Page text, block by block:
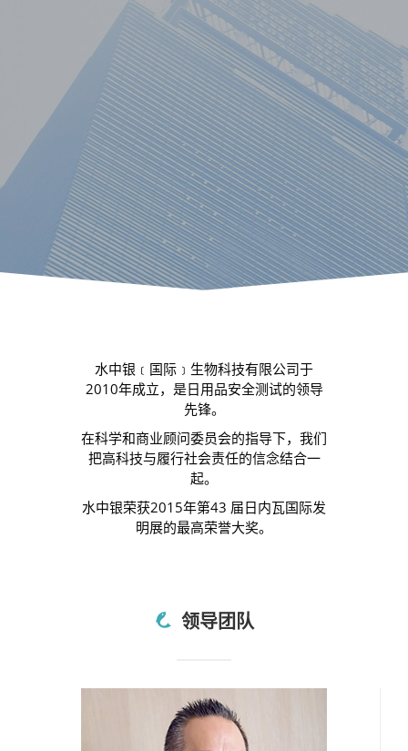
水中银﹝国际﹞生物科技有限公司于
2010年成立，是日用品安全测试的领导
先锋。
在科学和商业顾问委员会的指导下，我们
把高科技与履行社会责任的信念结合一
起。
水中银荣获2015年第43 届日内瓦国际发
明展的最高荣誉大奖。
领导团队